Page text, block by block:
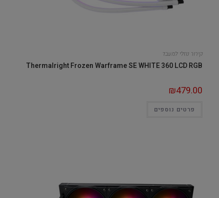
קירור נוזלי למעבד
Thermalright Frozen Warframe SE WHITE 360 LCD RGB
₪479.00
פרטים נוספים